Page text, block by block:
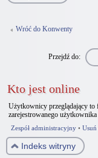
Wróć do Konwenty
Przejdź do:
Kto jest online
Użytkownicy przeglądający to
zarejestrowanego
Zespół administracyjny •
Indeks witryny